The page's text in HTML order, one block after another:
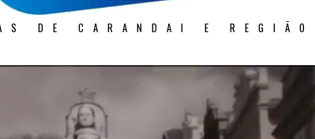
DE CARANDAI E REGIÃO